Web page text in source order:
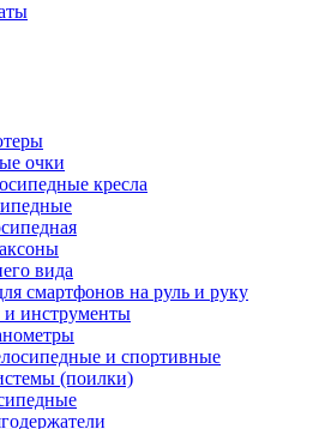
очки
кресла
вида
смартфонов на руль и руку
инструменты
и спортивные
(поилки)